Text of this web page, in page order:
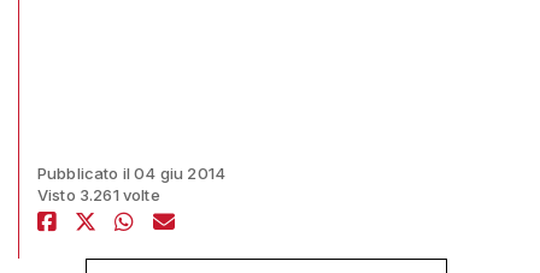
Pubblicato il 04 giu 2014
Visto 3.261 volte